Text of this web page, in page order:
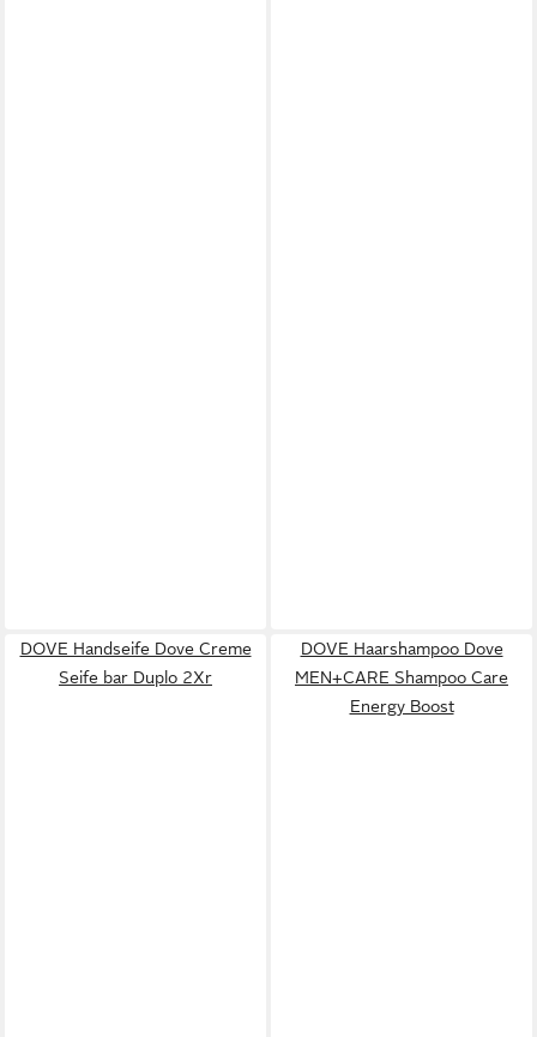
DOVE Handseife Dove Creme
Seife bar Duplo 2Xr
DOVE Haarshampoo Dove
MEN+CARE Shampoo Care
Energy Boost